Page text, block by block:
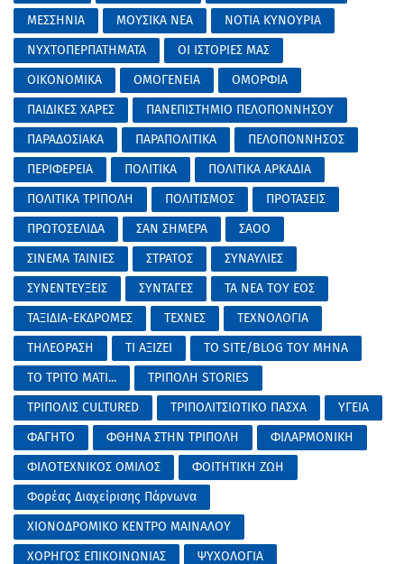
ΜΕΣΣΗΝΙΑ
ΜΟΥΣΙΚΑ ΝΕΑ
ΝΟΤΙΑ ΚΥΝΟΥΡΙΑ
ΝΥΧΤΟΠΕΡΠΑΤΗΜΑΤΑ
ΟΙ ΙΣΤΟΡΙΕΣ ΜΑΣ
ΟΙΚΟΝΟΜΙΚΑ
ΟΜΟΓΕΝΕΙΑ
ΟΜΟΡΦΙΑ
ΠΑΙΔΙΚΕΣ ΧΑΡΕΣ
ΠΑΝΕΠΙΣΤΗΜΙΟ ΠΕΛΟΠΟΝΝΗΣΟΥ
ΠΑΡΑΔΟΣΙΑΚΑ
ΠΑΡΑΠΟΛΙΤΙΚΑ
ΠΕΛΟΠΟΝΝΗΣΟΣ
ΠΕΡΙΦΕΡΕΙΑ
ΠΟΛΙΤΙΚΑ
ΠΟΛΙΤΙΚΑ ΑΡΚΑΔΙΑ
ΠΟΛΙΤΙΚΑ ΤΡΙΠΟΛΗ
ΠΟΛΙΤΙΣΜΟΣ
ΠΡΟΤΑΣΕΙΣ
ΠΡΩΤΟΣΕΛΙΔΑ
ΣΑΝ ΣΗΜΕΡΑ
ΣΑΟΟ
ΣΙΝΕΜΑ ΤΑΙΝΙΕΣ
ΣΤΡΑΤΟΣ
ΣΥΝΑΥΛΙΕΣ
ΣΥΝΕΝΤΕΥΞΕΙΣ
ΣΥΝΤΑΓΕΣ
ΤΑ ΝΕΑ ΤΟΥ ΕΟΣ
ΤΑΞΙΔΙΑ-ΕΚΔΡΟΜΕΣ
ΤΕΧΝΕΣ
ΤΕΧΝΟΛΟΓΙΑ
ΤΗΛΕΟΡΑΣΗ
ΤΙ ΑΞΙΖΕΙ
ΤΟ SITE/BLOG ΤΟΥ ΜΗΝΑ
ΤΟ ΤΡΙΤΟ ΜΑΤΙ...
ΤΡΙΠΟΛΗ STORIES
ΤΡΙΠΟΛΙΣ CULTURED
ΤΡΙΠΟΛΙΤΣΙΩΤΙΚΟ ΠΑΣΧΑ
ΥΓΕΙΑ
ΦΑΓΗΤΟ
ΦΘΗΝΑ ΣΤΗΝ ΤΡΙΠΟΛΗ
ΦΙΛΑΡΜΟΝΙΚΗ
ΦΙΛΟΤΕΧΝΙΚΟΣ ΟΜΙΛΟΣ
ΦΟΙΤΗΤΙΚΗ ΖΩΗ
Φορέας Διαχείρισης Πάρνωνα
ΧΙΟΝΟΔΡΟΜΙΚΟ ΚΕΝΤΡΟ ΜΑΙΝΑΛΟΥ
ΧΟΡΗΓΟΣ ΕΠΙΚΟΙΝΩΝΙΑΣ
ΨΥΧΟΛΟΓΙΑ